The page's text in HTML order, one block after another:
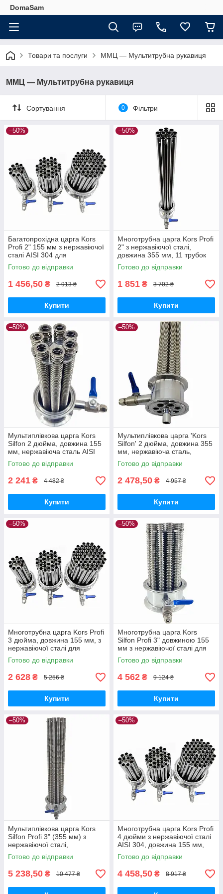
DomaSam
Товари та послуги ММЦ — Мультитрубна рукавиця
ММЦ — Мультитрубна рукавиця
Сортування 0 Фільтри
–50%
Багатопрохідна царга Kors
Profi 2" 155 мм з нержавіючої
сталі AISI 304 для
ректифікації спирту
Готово до відправки
1 456,50 ₴ 2 913 ₴
Купити
–50%
Многотрубна царга Kors Profi
2" з нержавіючої сталі,
довжина 355 мм, 11 трубок
для ректифікації
Готово до відправки
1 851 ₴ 3 702 ₴
Купити
–50%
Мультиплівкова царга Kors
Silfon 2 дюйма, довжина 155
мм, нержавіюча сталь AISI
304, 7 трубок для
ефективного теплообміну
Готово до відправки
2 241 ₴ 4 482 ₴
Купити
–50%
Мультиплівкова царга 'Kors
Silfon' 2 дюйма, довжина 355
мм, нержавіюча сталь,
висока ефективність
теплообміну
Готово до відправки
2 478,50 ₴ 4 957 ₴
Купити
–50%
Многотрубна царга Kors Profi
3 дюйма, довжина 155 мм, з
нержавіючої сталі для
перегінних кубів 50-100 л
Готово до відправки
2 628 ₴ 5 256 ₴
Купити
–50%
Многотрубна царга Kors
Silfon Profi 3" довжиною 155
мм з нержавіючої сталі для
ефективного теплообміну
Готово до відправки
4 562 ₴ 9 124 ₴
Купити
–50%
Мультиплівкова царга Kors
Silfon Profi 3" (355 мм) з
нержавіючої сталі,
підвищений теплообмін
Готово до відправки
5 238,50 ₴ 10 477 ₴
–50%
Многотрубна царга Kors Profi
4 дюйми з нержавіючої сталі
AISI 304, довжина 155 мм,
для перегінних кубів 60-150 л
Готово до відправки
4 458,50 ₴ 8 917 ₴